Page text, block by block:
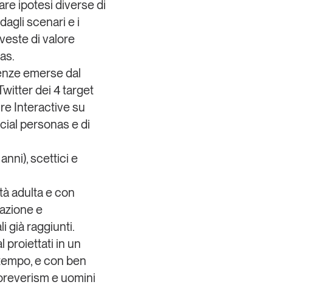
ipotesi diverse di
scenari e i
di valore
.
emerse dal
dei 4 target
Interactivesu
personas e di
scettici e
adulta e con
e
già raggiunti.
proiettati in un
e con ben
e uomini